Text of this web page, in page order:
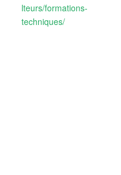
lteurs/formations-
techniques/